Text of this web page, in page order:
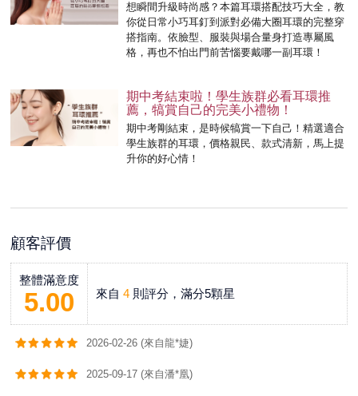
想瞬間升級時尚感？本篇耳環搭配技巧大全，教
你從日常小巧耳釘到派對必備大圈耳環的完整穿
搭指南。依臉型、服裝與場合量身打造專屬風
格，再也不怕出門前苦惱要戴哪一副耳環！
期中考結束啦！學生族群必看耳環推
薦，犒賞自己的完美小禮物！
期中考剛結束，是時候犒賞一下自己！精選適合
學生族群的耳環，價格親民、款式清新，馬上提
升你的好心情！
顧客評價
整體滿意度
5.00 來自4 則評分，滿分5顆星
2026-02-26 (來自龍*婕)
2025-09-17 (來自潘*凰)